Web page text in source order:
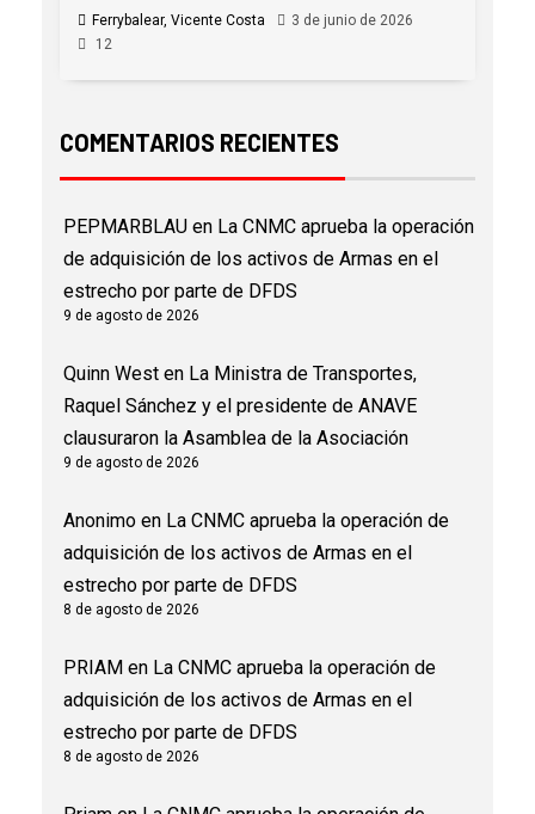
Ferrybalear, Vicente Costa
3 de junio de 2026
12
COMENTARIOS RECIENTES
PEPMARBLAU en La CNMC aprueba la operación
de adquisición de los activos de Armas en el
estrecho por parte de DFDS
9 de agosto de 2026
Quinn West en La Ministra de Transportes,
Raquel Sánchez y el presidente de ANAVE
clausuraron la Asamblea de la Asociación
9 de agosto de 2026
Anonimo en La CNMC aprueba la operación de
adquisición de los activos de Armas en el
estrecho por parte de DFDS
8 de agosto de 2026
PRIAM en La CNMC aprueba la operación de
adquisición de los activos de Armas en el
estrecho por parte de DFDS
8 de agosto de 2026